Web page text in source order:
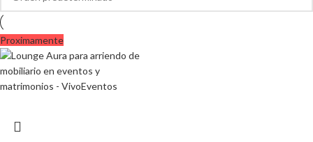
Proximamente